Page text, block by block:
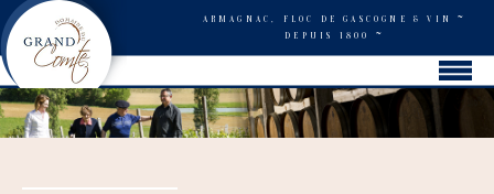
ARMAGNAC, FLOC DE GASCOGNE & VIN~
DEPUIS 1800 ~